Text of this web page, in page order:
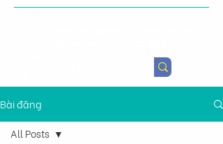
Bài đăng
All Posts